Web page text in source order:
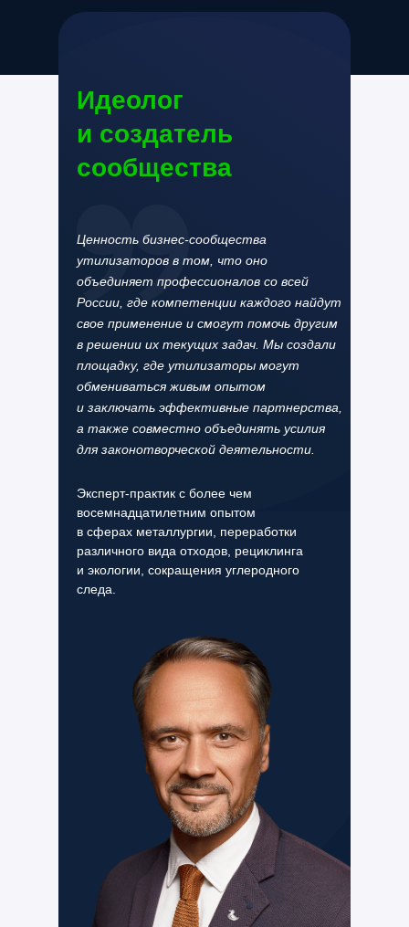
Идеолог
и создатель
сообщества
Эксперт-практик с более чем
восемнадцатилетним опытом
в сферах металлургии, переработки
различного вида отходов, рециклинга
и экологии, сокращения углеродного
следа.
Ценность бизнес-сообщества
утилизаторов в том, что оно
объединяет профессионалов со всей
России, где компетенции каждого найдут
свое применение и смогут помочь другим
в решении их текущих задач. Мы создали
площадку, где утилизаторы могут
обмениваться живым опытом
и заключать эффективные партнерства,
а также совместно объединять усилия
для законотворческой деятельности.